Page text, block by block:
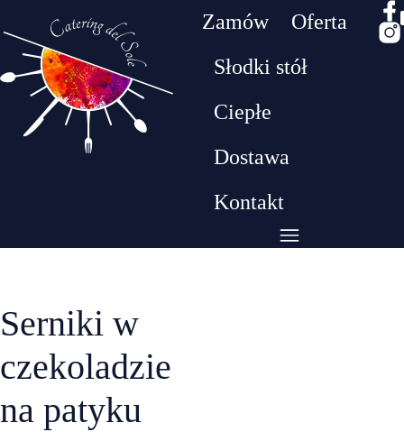
Zamów
Oferta
Słodki stół
Ciepłe
Dostawa
Kontakt
Drodzy klienci! W dniach 26.07 - 09.08 będziemy
przebywać na urlopie. W tym czasie nie
zamówień​
Serniki w
czekoladzie
na patyku